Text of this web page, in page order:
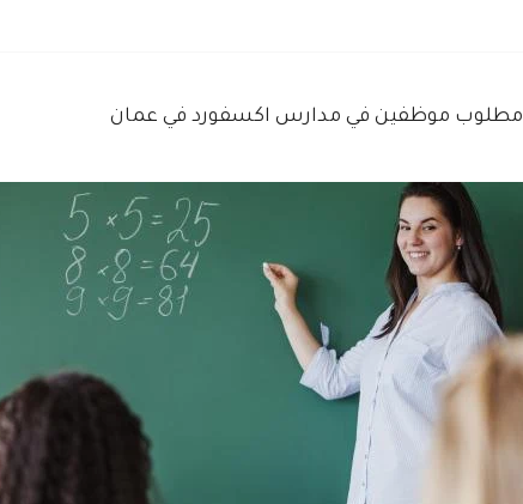
مطلوب موظفين في مدارس اكسفورد في عمان